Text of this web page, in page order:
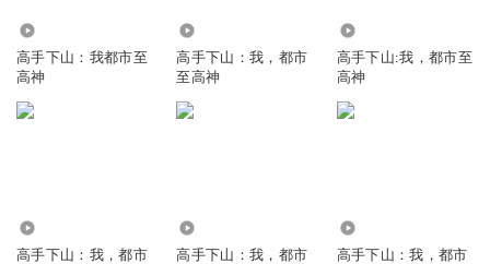
高手下山：我都市至
高神
高手下山：我，都市
至高神
高手下山:我，都市至
高神
高手下山：我，都市
高手下山：我，都市
高手下山：我，都市